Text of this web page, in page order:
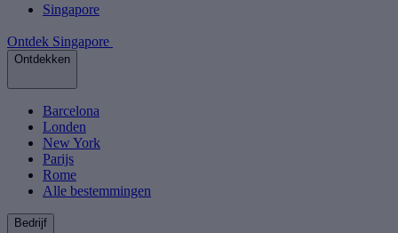
Singapore
Ontdek Singapore
Ontdekken
Barcelona
Londen
New York
Parijs
Rome
Alle bestemmingen
Bedrijf